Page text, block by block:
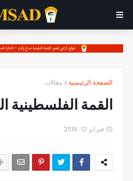
الصفحة الرئيسية مقالات
القمة الفلسطينية
فبراير 12, 2018